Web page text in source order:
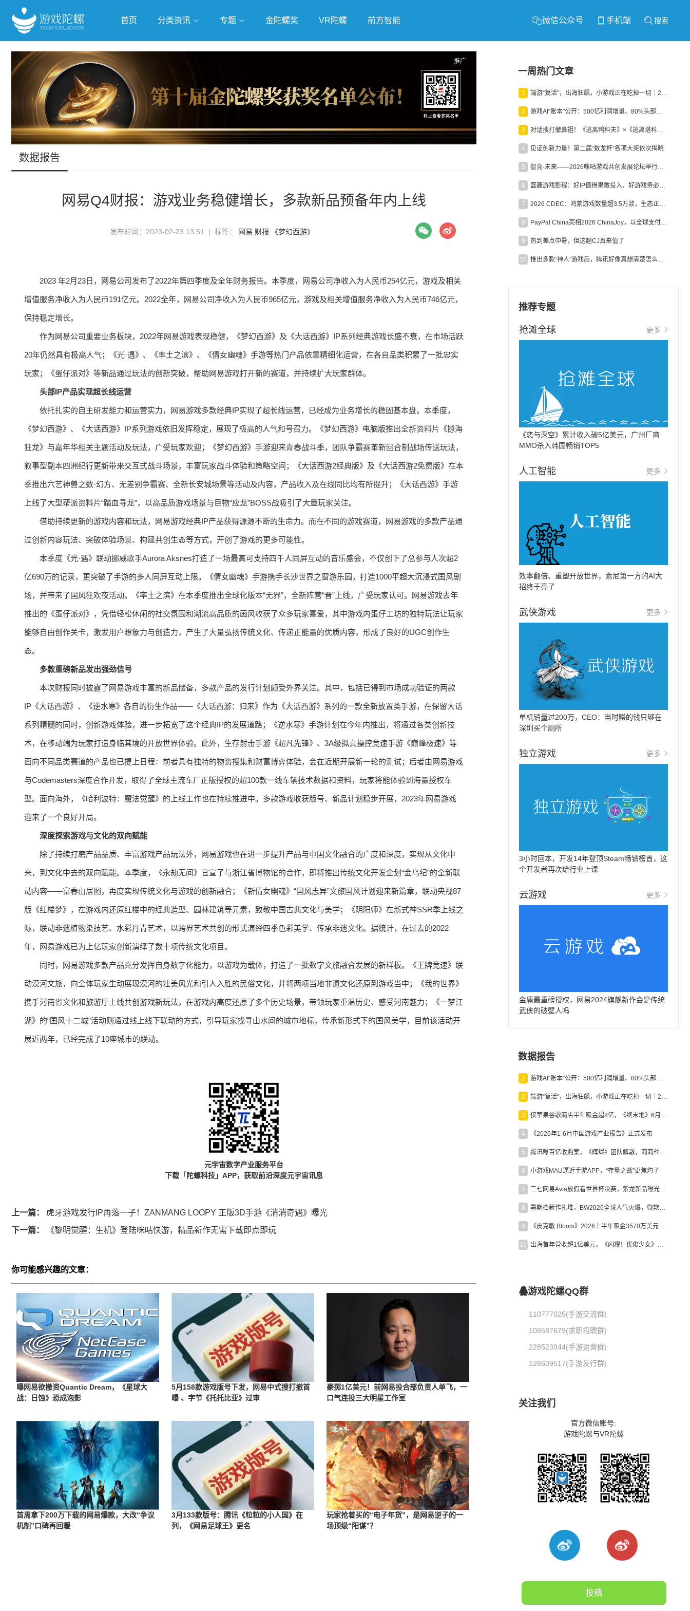
首页 分类资讯 专题
抢滩全球 人工智能 武侠游戏 独立游戏 云游戏
跨界Talk
金陀螺奖 VR陀螺 前方智能 微信公众号 手机端 搜索
推广
数据报告
网易Q4财报：游戏业务稳健增长，多款新品预备年内上线
发布时间：2023-02-23 13:51 | 标签： 网易 财报 《梦幻西游》
2023 年2月23日，网易公司发布了2022年第四季度及全年财务报告。本季度，网易公司净收入为人民币254亿元，游戏及相关
增值服务净收入为人民币191亿元。2022全年，网易公司净收入为人民币965亿元，游戏及相关增值服务净收入为人民币746亿元，
保持稳定增长。
作为网易公司重要业务板块，2022年网易游戏表现稳健，《梦幻西游》及《大话西游》IP系列经典游戏长盛不衰，在市场活跃
20年仍然具有极高人气；《光·遇》、《率土之滨》、《倩女幽魂》手游等热门产品依靠精细化运营，在各自品类积累了一批忠实
玩家；《蛋仔派对》等新品通过玩法的创新突破，帮助网易游戏打开新的赛道，并持续扩大玩家群体。
头部IP产品实现超长线运营
依托扎实的自主研发能力和运营实力，网易游戏多款经典IP实现了超长线运营，已经成为业务增长的稳固基本盘。本季度，
《梦幻西游》、《大话西游》IP系列游戏依旧发挥稳定，展现了极高的人气和号召力。《梦幻西游》电脑版推出全新资料片《撼海
狂龙》与嘉年华相关主题活动及玩法，广受玩家欢迎；《梦幻西游》手游迎来青春战斗季，团队争霸赛革新回合制战场传送玩法，
叙事型副本四洲纪行更新带来交互式战斗场景，丰富玩家战斗体验和策略空间；《大话西游2经典版》及《大话西游2免费版》在本
季推出六艺神兽之数·幻方、无差别争霸赛、全新长安城场景等活动及内容，产品收入及在线同比均有所提升；《大话西游》手游
上线了大型帮派资料片“踏血寻龙”，以高品质游戏场景与巨物“应龙”BOSS战吸引了大量玩家关注。
借助持续更新的游戏内容和玩法，网易游戏经典IP产品获得源源不断的生命力。而在不同的游戏赛道，网易游戏的多款产品通
过创新内容玩法、突破体验场景、构建共创生态等方式，开创了游戏的更多可能性。
本季度《光·遇》联动挪威歌手Aurora Aksnes打造了一场最高可支持四千人同屏互动的音乐盛会，不仅创下了总参与人次超2
亿690万的记录，更突破了手游的多人同屏互动上限。《倩女幽魂》手游携手长沙世界之窗游乐园，打造1000平超大沉浸式国风剧
场，并带来了国风狂欢夜活动。《率土之滨》在本季度推出全球化版本“无界”，全新阵营“晋”上线，广受玩家认可。网易游戏去年
推出的《蛋仔派对》，凭借轻松休闲的社交氛围和潮流高品质的画风收获了众多玩家喜爱，其中游戏内蛋仔工坊的独特玩法让玩家
能够自由创作关卡，激发用户想象力与创造力，产生了大量弘扬传统文化、传递正能量的优质内容，形成了良好的UGC创作生
态。
多款重磅新品发出强劲信号
本次财报同时披露了网易游戏丰富的新品储备，多款产品的发行计划颇受外界关注。其中，包括已得到市场成功验证的两款
IP《大话西游》、《逆水寒》各自的衍生作品——《大话西游：归来》作为《大话西游》系列的一款全新放置类手游，在保留大话
系列精髓的同时，创新游戏体验，进一步拓宽了这个经典IP的发展道路；《逆水寒》手游计划在今年内推出，将通过各类创新技
术，在移动端为玩家打造身临其境的开放世界体验。此外，生存射击手游《超凡先锋》、3A级拟真操控竞速手游《巅峰极速》等
面向不同品类赛道的产品也已提上日程：前者具有独特的物资搜集和财富博弈体验，会在近期开展新一轮的测试；后者由网易游戏
与Codemasters深度合作开发，取得了全球主流车厂正版授权的超100款一线车辆技术数据和资料，玩家将能体验到海量授权车
型。面向海外，《哈利波特：魔法觉醒》的上线工作也在持续推进中。多款游戏收获版号、新品计划稳步开展，2023年网易游戏
迎来了一个良好开局。
深度探索游戏与文化的双向赋能
除了持续打磨产品品质、丰富游戏产品玩法外，网易游戏也在进一步提升产品与中国文化融合的广度和深度，实现从文化中
来，到文化中去的双向赋能。本季度，《永劫无间》官宣了与浙江省博物馆的合作，即将推出传统文化开发企划“金乌纪”的全新联
动内容——富春山居图，再度实现传统文化与游戏的创新融合；《新倩女幽魂》“国风志异”文旅国风计划迎来新篇章，联动央视87
版《红楼梦》，在游戏内还原红楼中的经典造型、园林建筑等元素，致敬中国古典文化与美学；《阴阳师》在新式神SSR季上线之
际，联动非遗植物染技艺、水彩丹青艺术，以跨界艺术共创的形式演绎四季色彩美学、传承非遗文化。据统计，在过去的2022
年，网易游戏已为上亿玩家创新演绎了数十项传统文化项目。
同时，网易游戏多款产品充分发挥自身数字化能力，以游戏为载体，打造了一批数字文旅融合发展的新样板。《王牌竞速》联
动漠河文旅，向全体玩家生动展现漠河的壮美风光和引人入胜的民俗文化，并将两项当地非遗文化还原到游戏当中；《我的世界》
携手河南省文化和旅游厅上线共创游戏新玩法，在游戏内高度还原了多个历史场景，带领玩家重温历史、感受河南魅力；《一梦江
湖》的“国风十二城”活动则通过线上线下联动的方式，引导玩家找寻山水间的城市地标，传承新形式下的国风美学，目前该活动开
展近两年，已经完成了10座城市的联动。
元宇宙数字产业服务平台
下载「陀螺科技」APP，获取前沿深度元宇宙讯息
上一篇： 虎牙游戏发行IP再落一子！ZANMANG LOOPY 正版3D手游《消消奇遇》曝光
下一篇：
《黎明觉醒：生机》登陆咪咕快游，精品新作无需下载即点即玩
你可能感兴趣的文章：
曝网易欲撤资Quantic Dream，《星球大
战：日蚀》恐成泡影
5月158款游戏版号下发，网易中式搜打撤首
曝 、字节《托托比亚》过审
豪掷1亿美元！前网易投合部负责人单飞，一
口气连投三大明星工作室
首周拿下200万下载的网易爆款，大改“争议
机制”口碑再回暖
3月133款版号：腾讯《粒粒的小人国》在
列，《网易足球王》更名
玩家抢着买的“电子年货”，是网易逆子的一
场顶级“阳谋”？
一周热门文章
1 端游“复活”，出海狂飙，小游戏正在吃掉一切｜2026上半年产业报告
2 游戏AI“账本”公开：500亿利润增量、80%头部入局，谁在闷声发财？
3 对话搜打撤鼻祖！《逃离鸭科夫》×《逃离塔科夫》官方线下沙龙落幕
4 见证创新力量！第二届“数龙杯”各项大奖依次揭晓
5 智竞·未来——2026咪咕游戏共创发展论坛举行：聚力精品内容、AI创作与电竞生态，共建高品质益智健康游戏社区
6 盛趣游戏彭程：好IP值得果敢投入，好游戏务必长效经营
7 2026 CDEC：鸿蒙游戏数量超3.5万款，生态正循环加速产业高质量发展
8 PayPal China亮相2026 ChinaJoy，以全球支付能力助力中国游戏企业深化全球运营
9 热到差点中暑，但这趟CJ真来值了
10 推出多款“神人”游戏后，腾讯好像真想清楚怎么做二次元了
推荐专题
抢滩全球 更多
《恋与深空》累计收入破5亿美元，广州厂商
MMO杀入韩国畅销TOP5
人工智能 更多
效率翻倍、重塑开放世界，索尼第一方的AI大
招终于亮了
武侠游戏 更多
单机销量过200万，CEO：当时赚的钱只够在
深圳买个厕所
独立游戏 更多
3小时回本，开发14年登顶Steam畅销榜首，这
个开发者再次给行业上课
云游戏 更多
金庸最重磅授权，网易2024旗舰新作会是传统
武侠的破壁人吗
数据报告
1 游戏AI“账本”公开：500亿利润增量、80%头部入局，谁在闷声发财？
2 端游“复活”，出海狂飙，小游戏正在吃掉一切｜2026上半年产业报告
3 仅苹果谷歌商店半年吸金超8亿，《终末地》6月份收入显著回暖
4 《2026年1-6月中国游戏产业报告》正式发布
5 腾讯曝百亿收购案，《辉烬》团队解散，莉莉丝新作曝光｜陀螺周报
6 小游戏MAU逼近手游APP，“存量之战”更焦灼了
7 三七网易Avia放假看世界杯决赛，紫龙新品曝光，米哈游新作上线 | 陀螺周报
8 暑期档新作扎堆，BW2026全球人气火爆，微软XBOX大裁员|陀螺周报
9 《皮克敏 Bloom》2026上半年吸金3570万美元，中国台湾成最大市场
10 出海首年营收超1亿美元，《闪耀！优俊少女》美国市场占比达七成
游戏陀螺QQ群
110777025(手游交流群)
108587679(求职招聘群)
228523944(手游运营群)
128609517(手游发行群)
关注我们
官方微信账号:
游戏陀螺与VR陀螺
投稿